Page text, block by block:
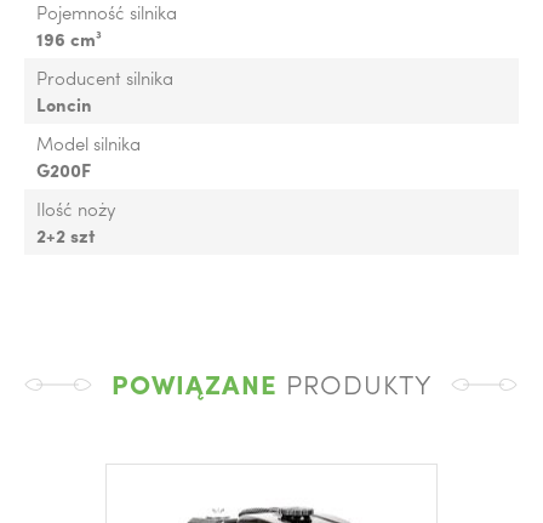
Pojemność silnika
196 cm³
Producent silnika
Loncin
Model silnika
G200F
Ilość noży
2+2 szt
POWIĄZANE PRODUKTY